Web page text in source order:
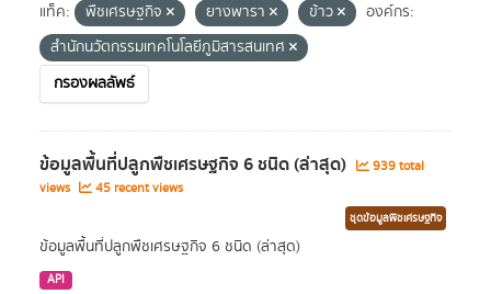
แท็ค: พืชเศรษฐกิจ ยางพารา ข้าว
องค์กร:
สำนักนวัตกรรมเทคโนโลยีภูมิสารสนเทศ
กรองผลลัพธ์
ข้อมูลพื้นที่ปลูกพืชเศรษฐกิจ 6 ชนิด (ล่าสุด)
939 total
views
45 recent views
ชุดข้อมูลพืชเศรษฐกิจ
ข้อมูลพื้นที่ปลูกพืชเศรษฐกิจ 6 ชนิด (ล่าสุด)
API